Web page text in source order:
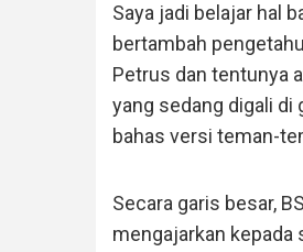
Saya jadi belajar hal
bertambah
Petrus dan tentunya
yang sedang digali di
bahas versi teman-
Secara garis besar,
mengajarkan kepada